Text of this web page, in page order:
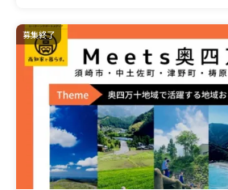
募集終了